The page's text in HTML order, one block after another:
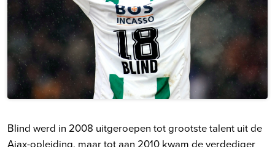
Blind werd in 2008 uitgeroepen tot grootste talent uit de
Ajax-opleiding, maar tot aan 2010 kwam de verdediger